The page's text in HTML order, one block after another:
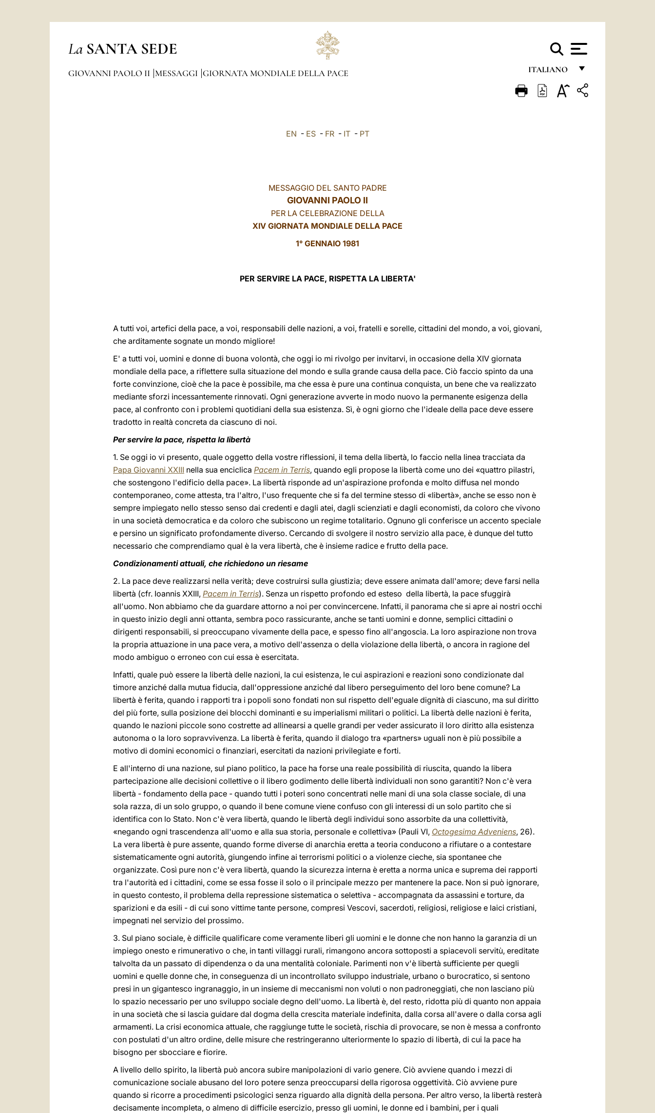
La SANTA SEDE
ITALIANO
FRANÇAIS
GIOVANNI PAOLO II MESSAGGI GIORNATA MONDIALE DELLA PACE
EN - ES- FR- IT- PT
MESSAGGIO DEL SANTO PADRE
GIOVANNI PAOLO II
PER LA CELEBRAZIONE DELLA
XIV GIORNATA MONDIALE DELLA PACE
1° GENNAIO 1981
PER SERVIRE LA PACE, RISPETTA LA LIBERTA'
A tutti voi, artefici della pace, a voi, responsabili delle nazioni, a voi, fratelli e sorelle, cittadini del mondo, a voi, giovani,
che arditamente sognate un mondo migliore!
E' a tutti voi, uomini e donne di buona volontà, che oggi io mi rivolgo per invitarvi, in occasione della XIV giornata
mondiale della pace, a riflettere sulla situazione del mondo e sulla grande causa della pace. Ciò faccio spinto da una
forte convinzione, cioè che la pace è possibile, ma che essa è pure una continua conquista, un bene che va realizzato
mediante sforzi incessantemente rinnovati. Ogni generazione avverte in modo nuovo la permanente esigenza della
pace, al confronto con i problemi quotidiani della sua esistenza. Sì, è ogni giorno che l'ideale della pace deve essere
tradotto in realtà concreta da ciascuno di noi.
Per servire la pace, rispetta la libertà
1. Se oggi io vi presento, quale oggetto della vostre riflessioni, il tema della libertà, lo faccio nella linea tracciata da
Papa Giovanni XXIII nella sua enciclica Pacem in Terris, quando egli propose la libertà come uno dei «quattro pilastri,
che sostengono l'edificio della pace». La libertà risponde ad un'aspirazione profonda e molto diffusa nel mondo
contemporaneo, come attesta, tra l'altro, l'uso frequente che si fa del termine stesso di «libertà», anche se esso non è
sempre impiegato nello stesso senso dai credenti e dagli atei, dagli scienziati e dagli economisti, da coloro che vivono
in una società democratica e da coloro che subiscono un regime totalitario. Ognuno gli conferisce un accento speciale
e persino un significato profondamente diverso. Cercando di svolgere il nostro servizio alla pace, è dunque del tutto
necessario che comprendiamo qual è la vera libertà, che è insieme radice e frutto della pace.
Condizionamenti attuali, che richiedono un riesame
2. La pace deve realizzarsi nella verità; deve costruirsi sulla giustizia; deve essere animata dall'amore; deve farsi nella
libertà (cfr. Ioannis XXIII, Pacem in Terris). Senza un rispetto profondo ed esteso della libertà, la pace sfuggirà
all'uomo. Non abbiamo che da guardare attorno a noi per convincercene. Infatti, il panorama che si apre ai nostri occhi
in questo inizio degli anni ottanta, sembra poco rassicurante, anche se tanti uomini e donne, semplici cittadini o
dirigenti responsabili, si preoccupano vivamente della pace, e spesso fino all'angoscia. La loro aspirazione non trova
la propria attuazione in una pace vera, a motivo dell'assenza o della violazione della libertà, o ancora in ragione del
modo ambiguo o erroneo con cui essa è esercitata.
Infatti, quale può essere la libertà delle nazioni, la cui esistenza, le cui aspirazioni e reazioni sono condizionate dal
timore anziché dalla mutua fiducia, dall'oppressione anziché dal libero perseguimento del loro bene comune? La
libertà è ferita, quando i rapporti tra i popoli sono fondati non sul rispetto dell'eguale dignità di ciascuno, ma sul diritto
del più forte, sulla posizione dei blocchi dominanti e su imperialismi militari o politici. La libertà delle nazioni è ferita,
quando le nazioni piccole sono costrette ad allinearsi a quelle grandi per veder assicurato il loro diritto alla esistenza
autonoma o la loro sopravvivenza. La libertà è ferita, quando il dialogo tra «partners» uguali non è più possibile a
motivo di domini economici o finanziari, esercitati da nazioni privilegiate e forti.
E all'interno di una nazione, sul piano politico, la pace ha forse una reale possibilità di riuscita, quando la libera
partecipazione alle decisioni collettive o il libero godimento delle libertà individuali non sono garantiti? Non c'è vera
libertà - fondamento della pace - quando tutti i poteri sono concentrati nelle mani di una sola classe sociale, di una
sola razza, di un solo gruppo, o quando il bene comune viene confuso con gli interessi di un solo partito che si
identifica con lo Stato. Non c'è vera libertà, quando le libertà degli individui sono assorbite da una collettività,
«negando ogni trascendenza all'uomo e alla sua storia, personale e collettiva» (Pauli VI, Octogesima Adveniens, 26).
La vera libertà è pure assente, quando forme diverse di anarchia eretta a teoria conducono a rifiutare o a contestare
sistematicamente ogni autorità, giungendo infine ai terrorismi politici o a violenze cieche, sia spontanee che
organizzate. Così pure non c'è vera libertà, quando la sicurezza interna è eretta a norma unica e suprema dei rapporti
tra l'autorità ed i cittadini, come se essa fosse il solo o il principale mezzo per mantenere la pace. Non si può ignorare,
in questo contesto, il problema della repressione sistematica o selettiva - accompagnata da assassini e torture, da
sparizioni e da esili - di cui sono vittime tante persone, compresi Vescovi, sacerdoti, religiosi, religiose e laici cristiani,
impegnati nel servizio del prossimo.
3. Sul piano sociale, è difficile qualificare come veramente liberi gli uomini e le donne che non hanno la garanzia di un
impiego onesto e rimunerativo o che, in tanti villaggi rurali, rimangono ancora sottoposti a spiacevoli servitù, ereditate
talvolta da un passato di dipendenza o da una mentalità coloniale. Parimenti non v'è libertà sufficiente per quegli
uomini e quelle donne che, in conseguenza di un incontrollato sviluppo industriale, urbano o burocratico, si sentono
presi in un gigantesco ingranaggio, in un insieme di meccanismi non voluti o non padroneggiati, che non lasciano più
lo spazio necessario per uno sviluppo sociale degno dell'uomo. La libertà è, del resto, ridotta più di quanto non appaia
in una società che si lascia guidare dal dogma della crescita materiale indefinita, dalla corsa all'avere o dalla corsa agli
armamenti. La crisi economica attuale, che raggiunge tutte le società, rischia di provocare, se non è messa a confronto
con postulati d'un altro ordine, delle misure che restringeranno ulteriormente lo spazio di libertà, di cui la pace ha
bisogno per sbocciare e fiorire.
A livello dello spirito, la libertà può ancora subire manipolazioni di vario genere. Ciò avviene quando i mezzi di
comunicazione sociale abusano del loro potere senza preoccuparsi della rigorosa oggettività. Ciò avviene pure
quando si ricorre a procedimenti psicologici senza riguardo alla dignità della persona. Per altro verso, la libertà resterà
decisamente incompleta, o almeno di difficile esercizio, presso gli uomini, le donne ed i bambini, per i quali